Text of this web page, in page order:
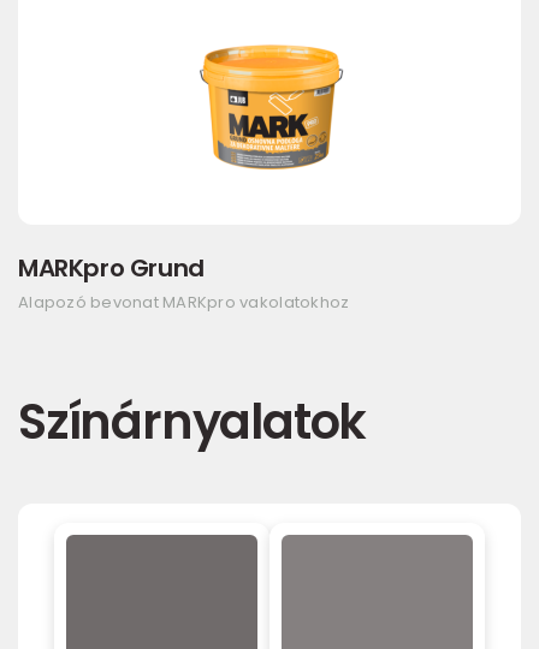
MARKpro Grund
Alapozó bevonat MARKpro vakolatokhoz
Színárnyalatok